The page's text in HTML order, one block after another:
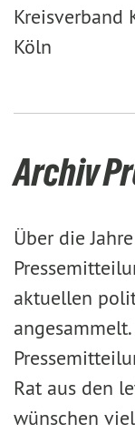
Kreisverband
Köln
Archiv
Über die
aktuellen
Rat aus den
wünschen